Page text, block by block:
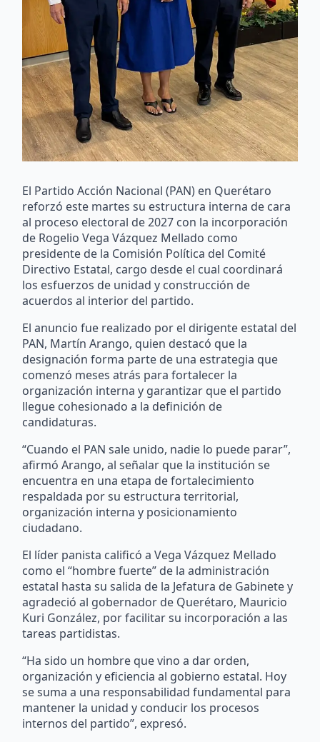
El Partido Acción Nacional (PAN) en Querétaro
reforzó este martes su estructura interna de cara
al proceso electoral de 2027 con la incorporación
de Rogelio Vega Vázquez Mellado como
presidente de la Comisión Política del Comité
Directivo Estatal, cargo desde el cual coordinará
los esfuerzos de unidad y construcción de
acuerdos al interior del partido.
El anuncio fue realizado por el dirigente estatal del
PAN, Martín Arango, quien destacó que la
designación forma parte de una estrategia que
comenzó meses atrás para fortalecer la
organización interna y garantizar que el partido
llegue cohesionado a la definición de
candidaturas.
“Cuando el PAN sale unido, nadie lo puede parar”,
afirmó Arango, al señalar que la institución se
encuentra en una etapa de fortalecimiento
respaldada por su estructura territorial,
organización interna y posicionamiento
ciudadano.
El líder panista calificó a Vega Vázquez Mellado
como el “hombre fuerte” de la administración
estatal hasta su salida de la Jefatura de Gabinete y
agradeció al gobernador de Querétaro, Mauricio
Kuri González, por facilitar su incorporación a las
tareas partidistas.
“Ha sido un hombre que vino a dar orden,
organización y eficiencia al gobierno estatal. Hoy
se suma a una responsabilidad fundamental para
mantener la unidad y conducir los procesos
internos del partido”, expresó.